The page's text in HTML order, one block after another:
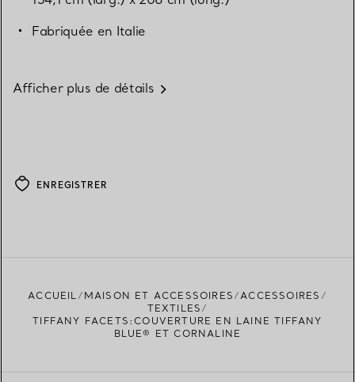
Fabriquée en Italie
Afficher plus de détails
ENREGISTRER
ACCUEIL MAISON ET ACCESSOIRES
ACCESSOIRES
TEXTILES
TIFFANY FACETS:COUVERTURE EN LAINE TIFFANY
BLUE® ET CORNALINE